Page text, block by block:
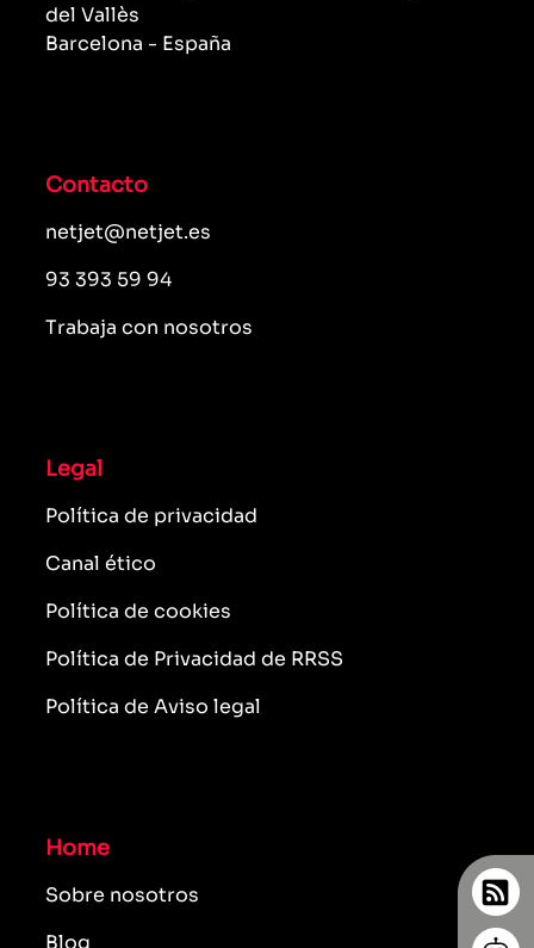
del Vallès
Barcelona - España
Contacto
netjet@netjet.es
93 393 59 94
Trabaja con nosotros
Legal
Política de privacidad
Canal ético
Política de cookies
Política de Privacidad de RRSS
Política de Aviso legal
Home
Sobre nosotros
Blog